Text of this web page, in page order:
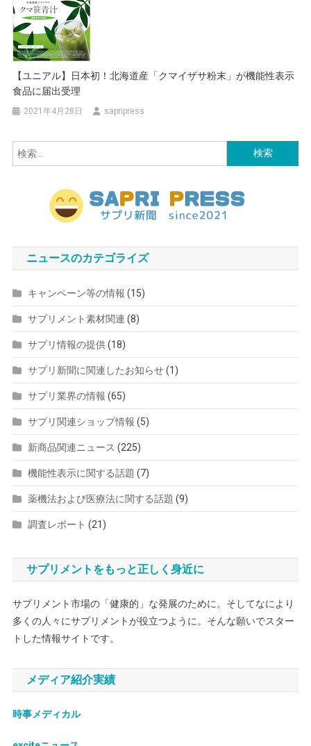
【ユニアル】日本初！北海道産「クマイザサ粉末」が機能性表示
食品に届出受理
2021年4月28日 sapripress
索:
ニュースのカテゴライズ
キャンペーン等の情報 (15)
サプリメント素材関連 (8)
サプリ情報の提供(18)
サプリ新聞に関連したお知らせ(1)
サプリ業界の情報 (65)
サプリ関連ショップ情報 (5)
新商品関連ニュース (225)
機能性表示に関する話題 (7)
薬機法および医療法に関する話題 (9)
調査レポート (21)
サプリメントをもっと正しく身近に
サプリメント市場の「健康的」な発展のために。そしてなにより
多くの人々にサプリメントが役立つように。そんな願いでスター
トした情報サイトです。
メディア紹介実績
時事メディカル